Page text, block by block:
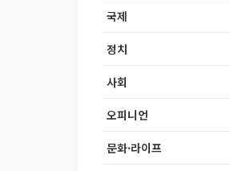
국제
정치
사회
오피니언
문화·라이프